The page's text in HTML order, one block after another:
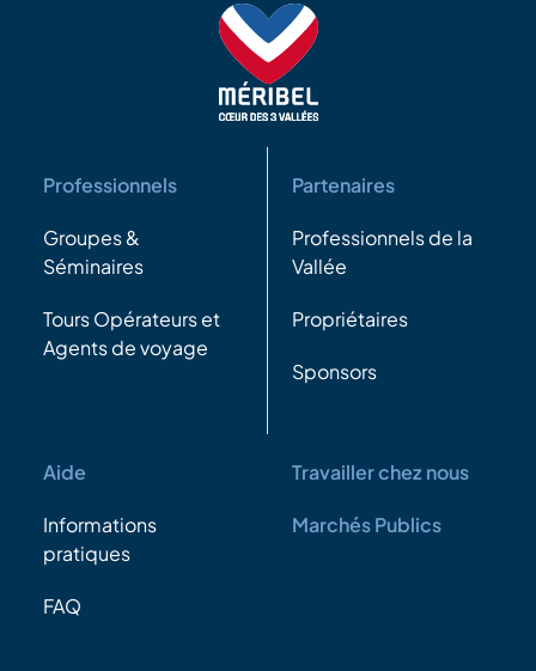
Professionnels
Groupes &
Séminaires
Tours Opérateurs et
Agents de voyage
Partenaires
Professionnels de la
Vallée
Propriétaires
Sponsors
Aide
Informations
pratiques
FAQ
Travailler chez nous
Marchés Publics